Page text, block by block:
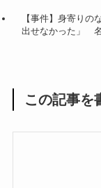
【事件】身寄り
出せなかった」
この記事を